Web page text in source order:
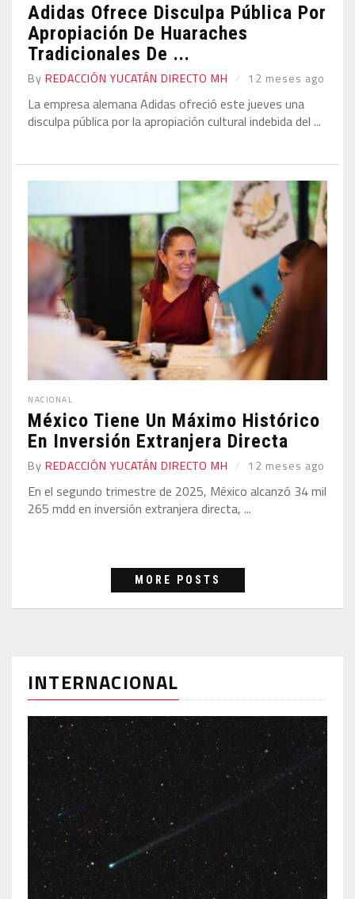
Adidas Ofrece Disculpa Pública Por
Apropiación De Huaraches
Tradicionales De ...
By REDACCIÓN YUCATÁN DIRECTO MH 12 meses ago
La empresa alemana Adidas ofreció este jueves una
disculpa pública por la apropiación cultural indebida del ...
NACIONAL
México Tiene Un Máximo Histórico
En Inversión Extranjera Directa
By REDACCIÓN YUCATÁN DIRECTO MH 12 meses ago
En el segundo trimestre de 2025, México alcanzó 34 mil
265 mdd en inversión extranjera directa, ...
MORE POSTS
INTERNACIONAL